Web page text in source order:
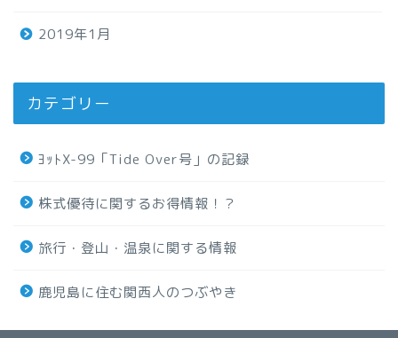
2019年1月
カテゴリー
ﾖｯﾄX-99「Tide Over号」の記録
株式優待に関するお得情報！？
旅行・登山・温泉に関する情報
鹿児島に住む関西人のつぶやき